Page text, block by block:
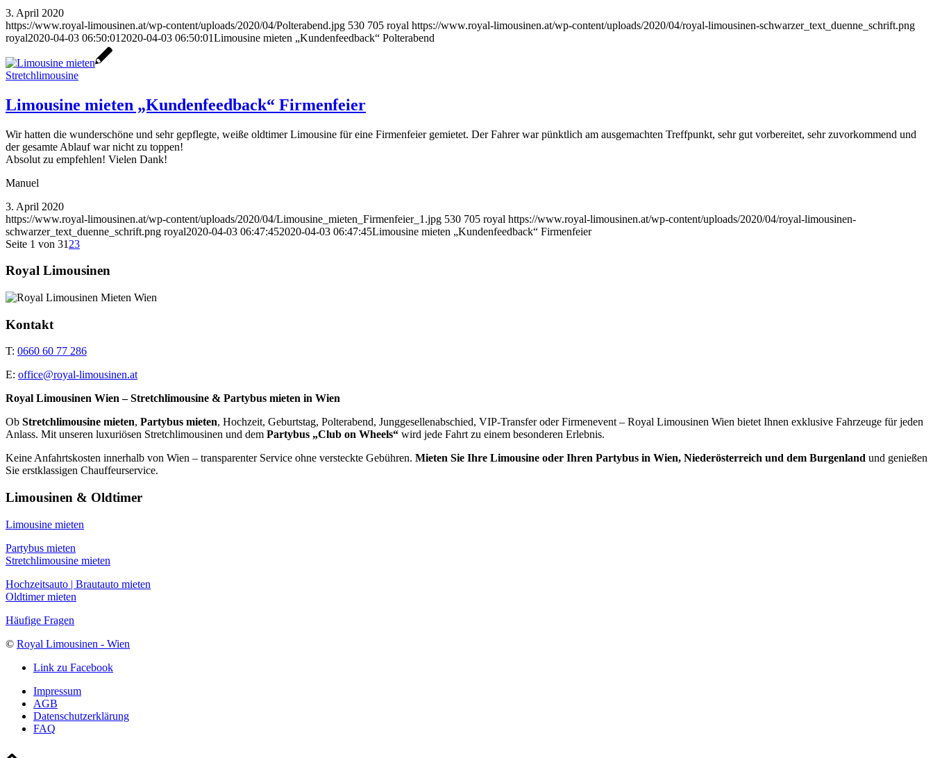
3. April 2020
https://www.royal-limousinen.at/wp-content/uploads/2020/04/Polterabend.jpg 530 705 royal https://www.royal-limousinen.at/wp-content/uploads/2020/04/royal-limousinen-schwarzer_text_duenne_schrift.png
royal2020-04-03 06:50:01 2020-04-03 06:50:01Limousine mieten „Kundenfeedback“ Polterabend
Stretchlimousine
Limousine mieten „Kundenfeedback“ Firmenfeier
Wir hatten die wunderschöne und sehr gepflegte, weiße oldtimer Limousine für eine Firmenfeier gemietet. Der Fahrer war pünktlich am ausgemachten Treffpunkt, sehr gut vorbereitet, sehr zuvorkommend und
der gesamte Ablauf war nicht zu toppen!
Absolut zu empfehlen! Vielen Dank!
Manuel
3. April 2020
https://www.royal-limousinen.at/wp-content/uploads/2020/04/Limousine_mieten_Firmenfeier_1.jpg 530 705 royal https://www.royal-limousinen.at/wp-content/uploads/2020/04/royal-limousinen-
schwarzer_text_duenne_schrift.png royal2020-04-03 06:47:452020-04-03 06:47:45Limousine mieten „Kundenfeedback“ Firmenfeier
Seite 1 von 31 23
Royal Limousinen
Kontakt
T: 0660 60 77 286
E: office@royal-limousinen.at
Royal Limousinen Wien – Stretchlimousine & Partybus mieten in Wien
Ob Stretchlimousine mieten, Partybus mieten, Hochzeit, Geburtstag, Polterabend, Junggesellenabschied, VIP-Transfer oder Firmenevent – Royal Limousinen Wien bietet Ihnen exklusive Fahrzeuge für jeden
Anlass. Mit unseren luxuriösen Stretchlimousinen und dem Partybus „Club on Wheels“ wird jede Fahrt zu einem besonderen Erlebnis.
Keine Anfahrtskosten innerhalb von Wien – transparenter Service ohne versteckte Gebühren. Mieten Sie Ihre Limousine oder Ihren Partybus in Wien, Niederösterreich und dem Burgenland und genießen
Sie erstklassigen Chauffeurservice.
Limousinen & Oldtimer
Limousine mieten
Partybus mieten
Stretchlimousine mieten
Hochzeitsauto | Brautauto mieten
Oldtimer mieten
Häufige Fragen
© Royal Limousinen - Wien
Link zu Facebook
Impressum
AGB
Datenschutzerklärung
FAQ